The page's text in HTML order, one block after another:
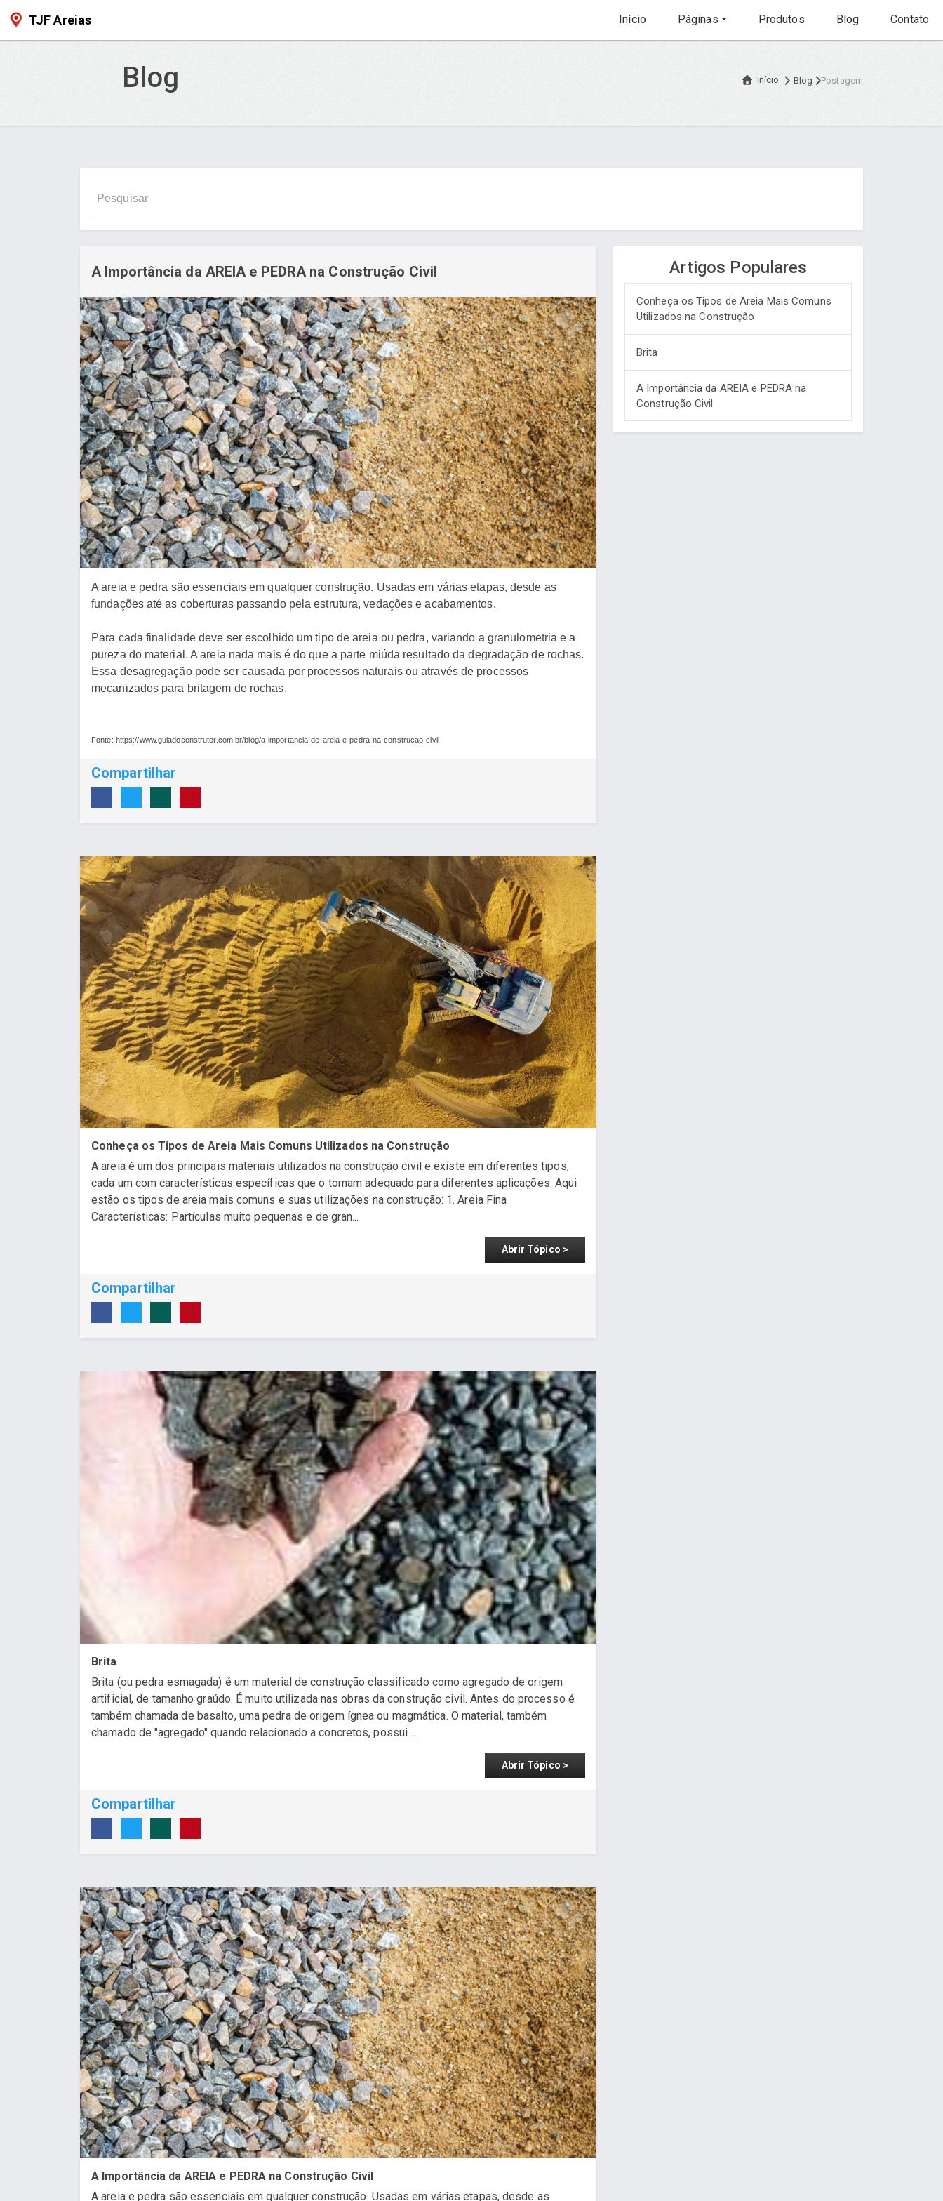
TJF Areias Início Páginas Produtos Blog Contato
Blog Início Blog Postagem
A Importância da AREIA e PEDRA na Construção Civil
A areia e pedra são essenciais em qualquer construção. Usadas em várias etapas, desde as
fundações até as coberturas passando pela estrutura, vedações e acabamentos.
Para cada finalidade deve ser escolhido um tipo de areia ou pedra, variando a granulometria e a
pureza do material. A areia nada mais é do que a parte miúda resultado da degradação de rochas.
Essa desagregação pode ser causada por processos naturais ou através de processos
mecanizados para britagem de rochas.
Fonte: https://www.guiadoconstrutor.com.br/blog/a-importancia-de-areia-e-pedra-na-construcao-civil
Compartilhar
Conheça os Tipos de Areia Mais Comuns Utilizados na Construção
A areia é um dos principais materiais utilizados na construção civil e existe em diferentes tipos,
cada um com características específicas que o tornam adequado para diferentes aplicações. Aqui
estão os tipos de areia mais comuns e suas utilizações na construção: 1. Areia Fina
Características: Partículas muito pequenas e de gran...
Abrir Tópico >
Compartilhar
Brita
Brita (ou pedra esmagada) é um material de construção classificado como agregado de origem
artificial, de tamanho graúdo. É muito utilizada nas obras da construção civil. Antes do processo é
também chamada de basalto, uma pedra de origem ígnea ou magmática. O material, também
chamado de "agregado" quando relacionado a concretos, possui ...
Abrir Tópico >
Compartilhar
A Importância da AREIA e PEDRA na Construção Civil
A areia e pedra são essenciais em qualquer construção. Usadas em várias etapas, desde as
Artigos Populares
Conheça os Tipos de Areia Mais Comuns
Utilizados na Construção
Brita
A Importância da AREIA e PEDRA na
Construção Civil